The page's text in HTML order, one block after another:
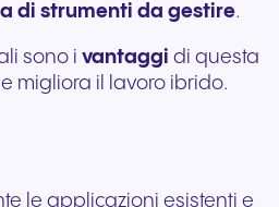
di strumenti da gestire.
sono i vantaggi di questa
migliora il lavoro ibrido.
le applicazioni esistenti e